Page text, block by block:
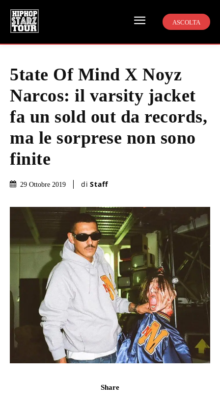
ASCOLTA
5tate Of Mind X Noyz
Narcos: il varsity jacket
fa un sold out da records,
ma le sorprese non sono
finite
29 Ottobre 2019 di Staff
Share